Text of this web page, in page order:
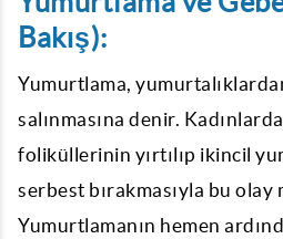
Bakış):
Yumurtlama,
salınmasına denir.
foliküllerinin yırtılıp ikincil
serbest bırakmasıyla bu olay
Yumurtlamanın hemen